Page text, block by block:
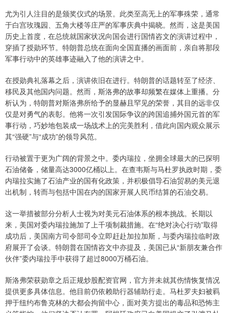
尤为引人注目的是颁奖仪式的场景。此类至高无上的军事殊荣，通常
于白宫玫瑰园、五角大楼等庄严的军事庆典中揭晓。然而，这是美国
历史上首度，在总统就国家状况向国会进行国情咨文的演讲过程中，
穿插了授勋环节。特朗普总统在面向全国直播的画面前，亲自将那段
军事行动中的英雄事迹融入了他的演讲之中。
在授勋典礼落幕之后，演讲依旧在进行。特朗普的话题转至了经济、
移民及其他国内问题。然而，斯洛弗的故事却频繁在媒体上重播。分
析认为，特朗普对斯洛弗所给予的显赫且罕见的荣誉，其目的远非仅
仅是对勇气的表彰。他将一次引发国际争议的跨国追捕外国元首的军
事行动，巧妙地包装成一场战术上的完美胜利，借此向国内观众展示
其“强硬”与“成功”的领导风范。
行动被置于更为广阔的背景之中。委内瑞拉，坐拥全球最大的已探明
石油储备，储量高达3000亿桶以上。在查韦斯与马杜罗执政时期，委
内瑞拉实施了石油产业的国有化政策，并积极倡导石油贸易的美元退
出机制，转而与包括中国在内的国家开展人民币结算的石油交易。
这一举措被部分分析人士视为对美元石油体系的根本挑战。长期以
来，美国对委内瑞拉施加了上千项制裁措施。在“绝对决心行动”取得
成功后，美国南方司令部司令立即赶赴加拉加斯，与委内瑞拉临时政
府展开了会谈。特朗普在国情咨文中亦提及，美国已从“新朋友兼合作
伙伴”委内瑞拉手中获得了超过8000万桶石油。
斯洛弗荣获勋章之后正规炒股配资官网，官方并未就其伤情恢复情况
提供更多具体信息。他目前仍依赖助行器辅助行走。马杜罗夫妇被羁
押于纽约布鲁克林的大都会拘留中心，面对美方提出的毒品和恐怖主